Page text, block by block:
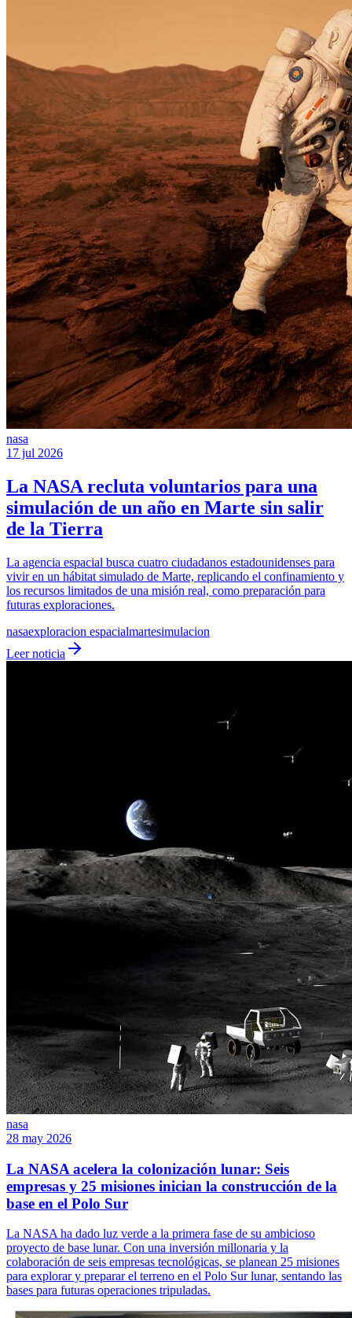
nasa
17 jul 2026
La NASA recluta voluntarios para una
simulación de un año en Marte sin salir
de la Tierra
La agencia espacial busca cuatro ciudadanos estadounidenses para
vivir en un hábitat simulado de Marte, replicando el confinamiento y
los recursos limitados de una misión real, como preparación para
futuras exploraciones.
nasaexploracion espacialmartesimulacion
Leer noticia
nasa
28 may 2026
La NASA acelera la colonización lunar: Seis
empresas y 25 misiones inician la construcción de la
base en el Polo Sur
La NASA ha dado luz verde a la primera fase de su ambicioso
proyecto de base lunar. Con una inversión millonaria y la
colaboración de seis empresas tecnológicas, se planean 25 misiones
para explorar y preparar el terreno en el Polo Sur lunar, sentando las
bases para futuras operaciones tripuladas.